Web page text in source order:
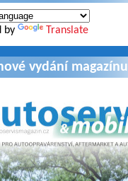
by Translate
vydání magazínu